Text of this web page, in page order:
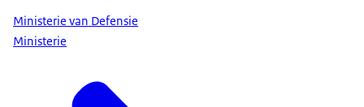
Ministerie van Defensie
Ministerie